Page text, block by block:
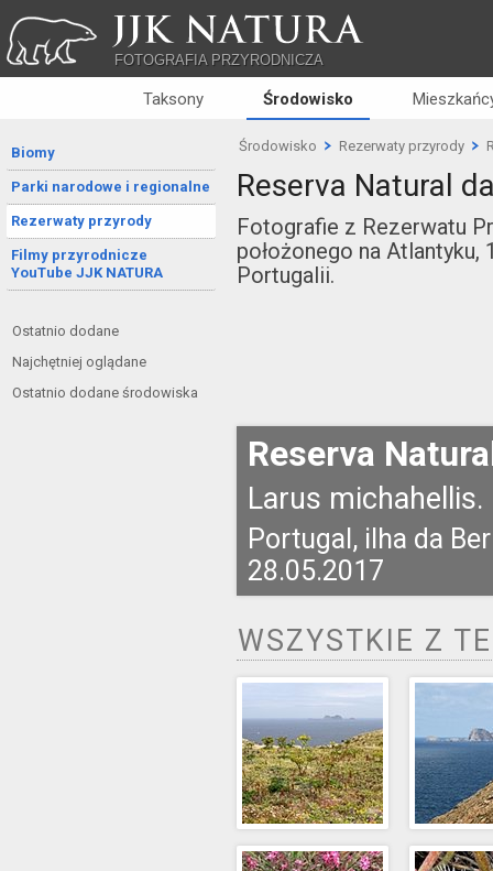
JJK NATURA
FOTOGRAFIA PRZYRODNICZA
Taksony Środowisko
Biomy
Parki narodowe i regionalne
Rezerwaty przyrody
Filmy przyrodnicze
YouTube JJK NATURA
Ostatnio dodane
Najchętniej oglądane
Ostatnio dodane środowiska
Środowisko Rezerwaty przyrody
Reserva Natural
Fotografie z Rezerwatu
położonego na
Portugalii.
Reserva
Larus michahellis.
Portugal, ilha da
28.05.2017
WSZYSTKIE Z